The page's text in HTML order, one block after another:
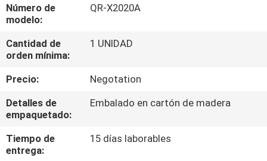
VISITA
LA
FÁBRICA
CONTROL
DE
CALIDAD
Número de
modelo:
QR-X2020A
Cantidad de
orden mínima:
1 UNIDAD
Precio:
Negotation
Detalles de
empaquetado:
Embalado en cartón de madera
Tiempo de
entrega:
15 días laborables